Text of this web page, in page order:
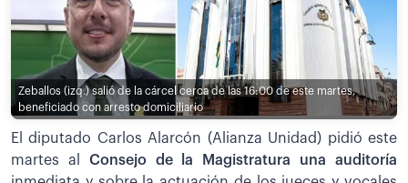
Zeballos (izq.) salió de la cárcel cerca de las 16:00 de este martes,
beneficiado con arresto domiciliario
El diputado Carlos Alarcón (Alianza Unidad) pidió este
martes al Consejo de la Magistratura una auditoría